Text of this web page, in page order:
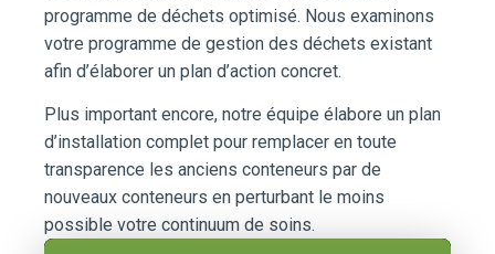
programme de déchets optimisé. Nous examinons
votre programme de gestion des déchets existant
afin d’élaborer un plan d’action concret.
Plus important encore, notre équipe élabore un plan
d’installation complet pour remplacer en toute
transparence les anciens conteneurs par de
nouveaux conteneurs en perturbant le moins
possible votre continuum de soins.